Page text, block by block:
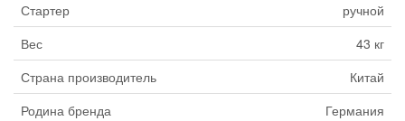
Стартер
ручной
Вес
43 кг
Страна производитель
Китай
Родина бренда
Германия